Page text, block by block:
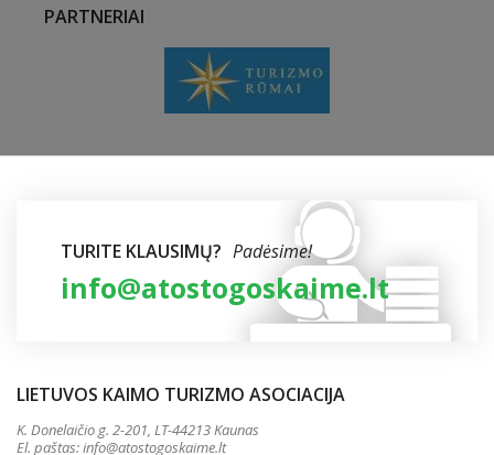
PARTNERIAI
TURITE KLAUSIMŲ? Padėsime!
info@atostogoskaime.lt
LIETUVOS KAIMO TURIZMO ASOCIACIJA
K. Donelaičio g. 2-201, LT-44213 Kaunas
El. paštas:info@atostogoskaime.lt